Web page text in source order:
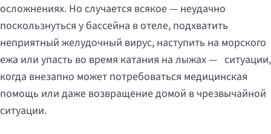
осложнениях. Но случается всякое — неудачно
поскользнуться у бассейна в отеле, подхватить
неприятный желудочный вирус, наступить на морского
ежа или упасть во время катания на лыжах — ситуации,
когда внезапно может потребоваться медицинская
помощь или даже возвращение домой в чрезвычайной
ситуации.